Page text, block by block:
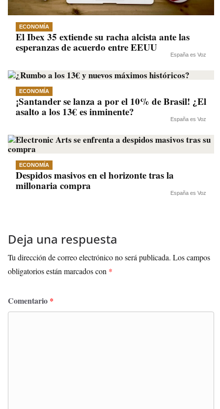
ECONOMÍA
El Ibex 35 extiende su racha alcista ante las
esperanzas de acuerdo entre EEUU
España es Voz
ECONOMÍA
¡Santander se lanza a por el 10% de Brasil! ¿El
asalto a los 13€ es inminente?
España es Voz
ECONOMÍA
Despidos masivos en el horizonte tras la
millonaria compra
España es Voz
Deja una respuesta
Tu dirección de correo electrónico no será publicada. Los campos
obligatorios están marcados con *
Comentario *